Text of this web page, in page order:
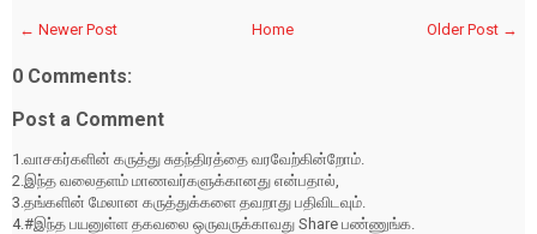
← Newer Post Older Post →
Home
0 Comments:
Post a Comment
1.வாசகர்களின் கருத்து சுதந்திரத்தை வரவேற்கின்றோம்.
2.இந்த வலைதளம் மாணவர்களுக்கானது என்பதால்,
3.தங்களின் மேலான கருத்துக்களை தவறாது பதிவிடவும்.
4.#இந்த பயனுள்ள தகவலை ஒருவருக்காவது Share பண்ணுங்க.